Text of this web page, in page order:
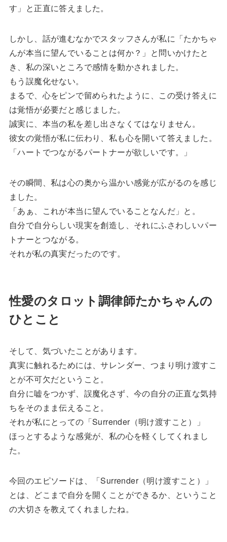
す」と正直に答えました。
しかし、話が進むなかでスタッフさんが私に「たかちゃ
んが本当に望んでいることは何か？」と問いかけたと
き、私の深いところで感情を動かされました。
もう誤魔化せない。
まるで、心をピンで留められたように、この受け答えに
は覚悟が必要だと感じました。
誠実に、本当の私を差し出さなくてはなりません。
彼女の覚悟が私に伝わり、私も心を開いて答えました。
「ハートでつながるパートナーが欲しいです。」
その瞬間、私は心の奥から温かい感覚が広がるのを感じ
ました。
「あぁ、これが本当に望んでいることなんだ」と。
自分で自分らしい現実を創造し、それにふさわしいパー
トナーとつながる。
それが私の真実だったのです。
性愛のタロット調律師たかちゃんの
ひとこと
そして、気づいたことがあります。
真実に触れるためには、サレンダー、つまり明け渡すこ
とが不可欠だということ。
自分に嘘をつかず、誤魔化さず、今の自分の正直な気持
ちをそのまま伝えること。
それが私にとっての 「Surrender（明け渡すこと）」
ほっとするような感覚が、私の心を軽くしてくれまし
た。
今回のエピソードは、
「Surrender（明け渡すこと）」
とは、 どこまで自分を開くことができるか、ということ
の大切さを教えてくれましたね。